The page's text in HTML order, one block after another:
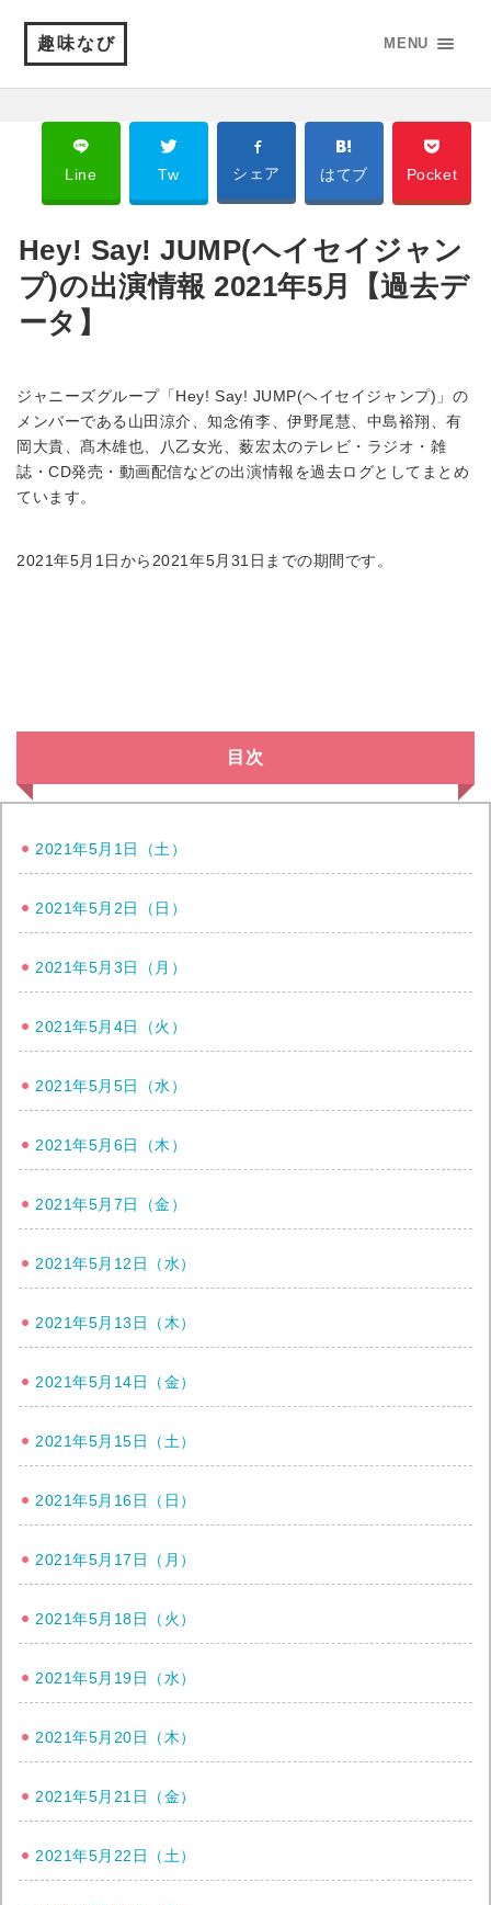
趣味なび MENU
Line Tw シェア はてブ Pocket
Hey! Say! JUMP(ヘイセイジャン
プ)の出演情報 2021年5月【過去デ
ータ】
ジャニーズグループ「Hey! Say! JUMP(ヘイセイジャンプ)」の
メンバーである山田涼介、知念侑李、伊野尾慧、中島裕翔、有
岡大貴、髙木雄也、八乙女光、薮宏太のテレビ・ラジオ・雑
誌・CD発売・動画配信などの出演情報を過去ログとしてまとめ
ています。
2021年5月1日から2021年5月31日までの期間です。
目次
2021年5月1日（土）
2021年5月2日（日）
2021年5月3日（月）
2021年5月4日（火）
2021年5月5日（水）
2021年5月6日（木）
2021年5月7日（金）
2021年5月12日（水）
2021年5月13日（木）
2021年5月14日（金）
2021年5月15日（土）
2021年5月16日（日）
2021年5月17日（月）
2021年5月18日（火）
2021年5月19日（水）
2021年5月20日（木）
2021年5月21日（金）
2021年5月22日（土）